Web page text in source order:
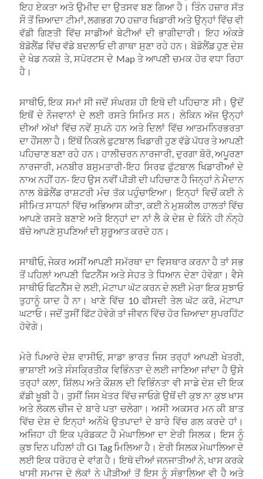
ਇਹ ਏਕਤਾ ਅਤੇ ਉਮੀਦ ਦਾ ਉਤਸਵ ਬਣ ਗਿਆ ਹੈ। ਤਿੰਨ ਹਜ਼ਾਰ ਸੱਤ
ਸੌ ਤੋਂ ਜ਼ਿਆਦਾ ਟੀਮਾਂ, ਲਗਭਗ 70 ਹਜ਼ਾਰ ਖਿਡਾਰੀ ਅਤੇ ਉਨ੍ਹਾਂ ਵਿੱਚ ਵੀ
ਵੱਡੀ ਗਿਣਤੀ ਵਿੱਚ ਸਾਡੀਆਂ ਬੇਟੀਆਂ ਦੀ ਭਾਗੀਦਾਰੀ। ਇਹ ਅੰਕੜੇ
ਬੋਡੋਲੈਂਡ ਵਿੱਚ ਵੱਡੇ ਬਦਲਾਓ ਦੀ ਗਾਥਾ ਸੁਣਾ ਰਹੇ ਹਨ। ਬੋਡੋਲੈਂਡ ਹੁਣ ਦੇਸ਼
ਦੇ ਖੇਡ ਨਕਸ਼ੇ ਤੇ, ਸਪੋਰਟਸ ਦੇ Map ਤੇ ਆਪਣੀ ਚਮਕ ਹੋਰ ਵਧਾ ਰਿਹਾ
ਹੈ।
ਸਾਥੀਓ, ਇਕ ਸਮਾਂ ਸੀ ਜਦੋਂ ਸੰਘਰਸ਼ ਹੀ ਇਥੋ ਦੀ ਪਹਿਚਾਣ ਸੀ। ਉਦੋਂ
ਇਥੋਂ ਦੇ ਨੌਜਵਾਨਾਂ ਦੇ ਲਈ ਰਸਤੇ ਸਿਮਿਤ ਸਨ। ਲੇਕਿਨ ਅੱਜ ਉਨ੍ਹਾਂ
ਦੀਆਂ ਅੱਖਾਂ ਵਿੱਚ ਨਵੇਂ ਸੁਪਨੇ ਹਨ ਅਤੇ ਦਿਲਾਂ ਵਿੱਚ ਆਤਮਨਿਰਭਰਤਾ
ਦਾ ਹੌਂਸਲਾ ਹੈ। ਇੱਥੋਂ ਨਿਕਲੇ ਫੁਟਬਾਲ ਖਿਡਾਰੀ ਹੁਣ ਵੱਡੇ ਪੱਧਰ ਤੇ ਆਪਣੀ
ਪਹਿਚਾਣ ਬਣਾ ਰਹੇ ਹਨ। ਹਾਲੀਚਰਨ ਨਾਰਜਾਰੀ, ਦੁਰਗਾ ਬੋਰੋ, ਅਪੂਰਣਾ
ਨਾਰਜਾਰੀ, ਮਨਬੀਰ ਬਸੁਮਤਾਰੀ-ਇਹ ਸਿਰਫ ਫੁੱਟਬਾਲ ਖਿਡਾਰੀਆਂ ਦੇ
ਨਾਅ ਨਹੀਂ ਹਨ- ਇਹ ਉਸ ਨਵੀਂ ਪੀੜੀ ਦੀ ਪਹਿਚਾਣ ਹੈ ਜਿਨ੍ਹਾਂ ਨੇ ਮੈਦਾਨ
ਨਾਲ ਬੋਡੋਲੈਂਡ ਰਾਸ਼ਟਰੀ ਮੰਚ ਤੱਕ ਪਹੁੰਚਾਇਆ। ਇਨ੍ਹਾਂ ਵਿਚੋਂ ਕਈ ਨੇ
ਸੀਮਿਤ ਸਾਧਨਾਂ ਵਿੱਚ ਅਭਿਆਸ ਕੀਤਾ, ਕਈ ਨੇ ਮੁਸ਼ਕੀਲ ਹਾਲਤਾਂ ਵਿੱਚ
ਆਪਣੇ ਰਸਤੇ ਬਣਾਏ ਅਤੇ ਇਨ੍ਹਾਂ ਦਾ ਨਾਂ ਲੈ ਕੇ ਦੇਸ਼ ਦੇ ਕਿੰਨੇ ਹੀ ਨੰਨ੍ਹੇ
ਬੱਚੇ ਆਪਣੇ ਸੁਪਣਿਆਂ ਦੀ ਸ਼ੁਰੂਆਤ ਕਰਦੇ ਹਨ।
ਸਾਥੀਓ, ਜੇਕਰ ਅਸੀਂ ਆਪਣੀ ਸਮੱਰਥਾ ਦਾ ਵਿਸਥਾਰ ਕਰਨਾ ਹੈ ਤਾਂ ਸਭ
ਤੋਂ ਪਹਿਲਾਂ ਆਪਣੀ ਫਿਟਨੈੱਸ ਅਤੇ ਸੇਹਤ ਤੇ ਧਿਆਨ ਦੇਣਾ ਹੋਵੇਗਾ। ਵੈਸੇ
ਸਾਥੀਓ ਫਿਟਨੈੱਸ ਦੇ ਲਈ, ਮੋਟਾਪਾ ਘੱਟ ਕਰਨ ਦੇ ਲਈ ਮੇਰਾ ਇਕ ਸੁਝਾਓ
ਤੁਹਾਨੂੰ ਯਾਦ ਹੈ ਨਾ। ਖਾਣੇ ਵਿੱਚ 10 ਫੀਸਦੀ ਤੇਲ ਘੱਟ ਕਰੋ, ਮੋਟਾਪਾ
ਘਟਾਓ। ਜਦੋਂ ਤੁਸੀਂ ਫਿੱਟ ਹੋਵੇਗੇ ਤਾਂ ਜੀਵਨ ਵਿੱਚ ਹੋਰ ਜ਼ਿਆਦਾ ਸੁਪਰਹਿੱਟ
ਹੋਵੇਗੇ।
ਮੇਰੇ ਪਿਆਰੇ ਦੇਸ਼ ਵਾਸੀਓ, ਸਾਡਾ ਭਾਰਤ ਜਿਸ ਤਰ੍ਹਾਂ ਆਪਣੀ ਖੇਤਰੀ,
ਭਾਸ਼ਾਈ ਅਤੇ ਸੰਸਕ੍ਰਿਤੀਕ ਵਿਭਿੰਨਤਾ ਦੇ ਲਈ ਜਾਣਿਆ ਜਾਂਦਾ ਹੈ ਉਸੇ
ਤਰ੍ਹਾਂ ਕਲਾ, ਸ਼ਿੱਲਪ ਅਤੇ ਕੌਸ਼ਲ ਦੀ ਵਿਭਿੰਨਤਾ ਵੀ ਸਾਡੇ ਦੇਸ਼ ਦੀ ਇਕ
ਵ਼ੱਡੀ ਖੂਬੀ ਹੈ। ਤੁਸੀਂ ਜਿਸ ਖੇਤਰ ਵਿੱਚ ਜਾਓਗੇ ਉਥੋਂ ਦੀ ਕੁਝ ਨਾ ਕੁਝ ਖਾਸ
ਅਤੇ ਲੋਕਲ ਚੀਜ ਦੇ ਬਾਰੇ ਪਤਾ ਚਲੇਗਾ। ਅਸੀ ਅਕਸਰ ਮਨ ਕੀ ਬਾਤ
ਵਿੱਚ ਦੇਸ਼ ਦੇ ਇਨ੍ਹਾਂ ਅਨੌਖੇ ਉਤਪਾਦਾਂ ਦੇ ਬਾਰੇ ਵਿੱਚ ਗਲ ਕਰਦੇ ਹਾਂ।
ਅਜਿਹਾ ਹੀ ਇਕ ਪ੍ਰੋਡਕਟ ਹੈ ਮੇਘਾਲਿਆ ਦਾ ਏਰੀ ਸਿਲਕ। ਇਸ ਨੂੰ
ਕੁਝ ਦਿਨ ਪਹਿਲਾਂ ਹੀ GI Tag ਮਿਲਿਆ ਹੈ। ਏਰੀ ਸਿਲਕ ਮੇਘਾਲਿਆ ਦੇ
ਲਈ ਇਕ ਧਰੋਹਰ ਦੇ ਵਾਂਗ ਹੈ। ਇਥੋ ਦੀਆਂ ਜਨਜਾਤੀਆਂ ਨੇ, ਖਾਸ ਕਰਕੇ
ਖਾਸੀ ਸਮਾਜ ਦੇ ਲੋਕਾਂ ਨੇ ਪੀੜੀਆਂ ਤੋਂ ਇਸ ਨੂੰ ਸੰਭਾਲਿਆ ਵੀ ਹੈ ਅਤੇ